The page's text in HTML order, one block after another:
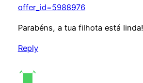
offer_id=5988976
Parabéns, a tua filhota está linda!
Reply